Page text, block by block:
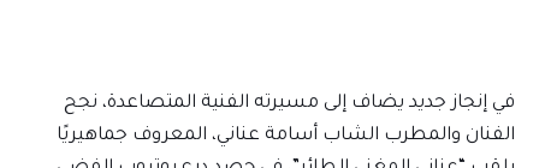
في إنجاز جديد يضاف إلى مسيرته الفنية المتصاعدة، نجح
الفنان والمطرب الشاب أسامة عناني، المعروف جماهيريًا